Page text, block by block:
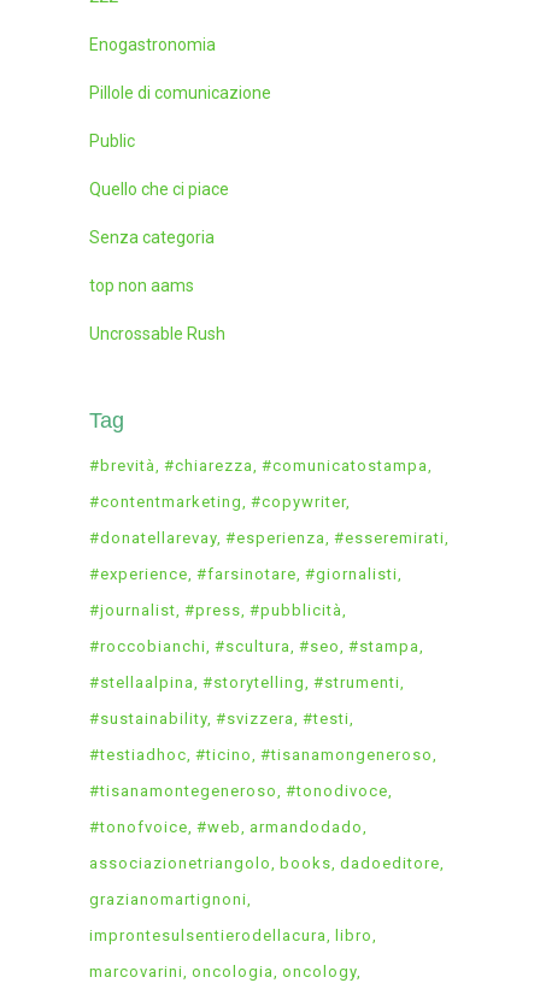
Enogastronomia
Pillole di comunicazione
Public
Quello che ci piace
Senza categoria
top non aams
Uncrossable Rush
Tag
#brevità #chiarezza #comunicatostampa
#contentmarketing #copywriter
#donatellarevay #esperienza #esseremirati
#experience #farsinotare #giornalisti
#journalist #press #pubblicità
#roccobianchi #scultura #seo #stampa
#stellaalpina #storytelling #strumenti
#sustainability #svizzera #testi
#testiadhoc #ticino #tisanamongeneroso
#tisanamontegeneroso #tonodivoce
#tonofvoice #web
armandodado
associazionetriangolo
books dadoeditore
grazianomartignoni
improntesulsentierodellacura
libro
marcovarini oncologia oncology